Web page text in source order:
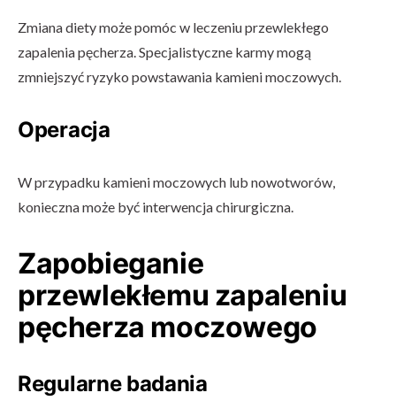
Zmiana diety może pomóc w leczeniu przewlekłego
zapalenia pęcherza. Specjalistyczne karmy mogą
zmniejszyć ryzyko powstawania kamieni moczowych.
Operacja
W przypadku kamieni moczowych lub nowotworów,
konieczna może być interwencja chirurgiczna.
Zapobieganie
przewlekłemu zapaleniu
pęcherza moczowego
Regularne badania